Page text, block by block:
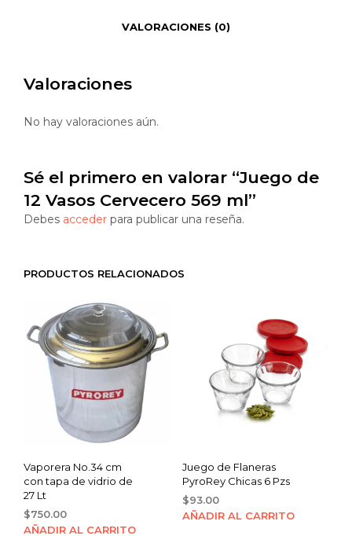
VALORACIONES (0)
Valoraciones
No hay valoraciones aún.
Sé el primero en valorar “Juego de
12 Vasos Cervecero 569 ml”
Debes acceder para publicar una reseña.
PRODUCTOS RELACIONADOS
Vaporera No.34 cm
con tapa de vidrio de
27 Lt
$750.00
AÑADIR AL CARRITO
Juego de Flaneras
PyroRey Chicas 6 Pzs
$93.00
AÑADIR AL CARRITO